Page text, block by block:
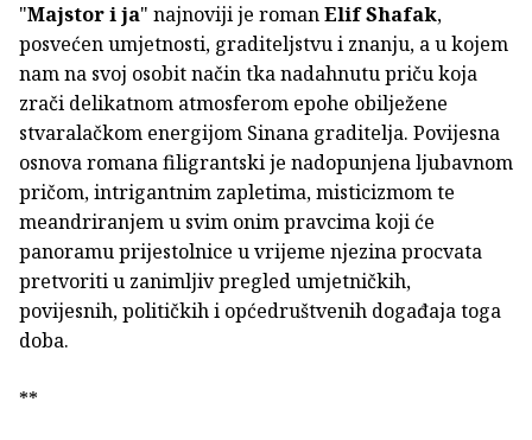
"Majstor i ja" najnoviji je romanElif Shafak,
posvećen umjetnosti, graditeljstvu i znanju, a u kojem
nam na svoj osobit način tka nadahnutu priču koja
zrači delikatnom atmosferom epohe obilježene
stvaralačkom energijom Sinana graditelja. Povijesna
osnova romana filigrantski je nadopunjena ljubavnom
pričom, intrigantnim zapletima, misticizmom te
meandriranjem u svim onim pravcima koji će
panoramu prijestolnice u vrijeme njezina procvata
pretvoriti u zanimljiv pregled umjetničkih,
povijesnih, političkih i općedruštvenih događaja toga
doba.
**